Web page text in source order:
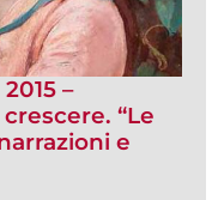
–
“Le
e